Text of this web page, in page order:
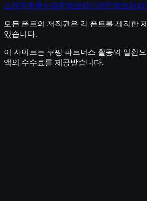
소개 자주묻는질문제보하기 개인정보처리
모든 폰트의 저작권은 각 폰트를 제작한
있습니다.
이 사이트는 쿠팡 파트너스 활동의 일환
액의 수수료를 제공받습니다.